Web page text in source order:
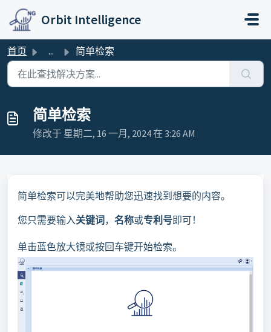
跳过至主要内容
Orbit Intelligence
首页 ... 简单检索
简单检索
修改于 星期二, 16 一月, 2024 在 3:26 AM
简单检索可以完美地帮助您迅速找到想要的内容。
您只需要输入关键词 ， 名称或专利号即可！
单击蓝色放大镜或按回车键开始检索。